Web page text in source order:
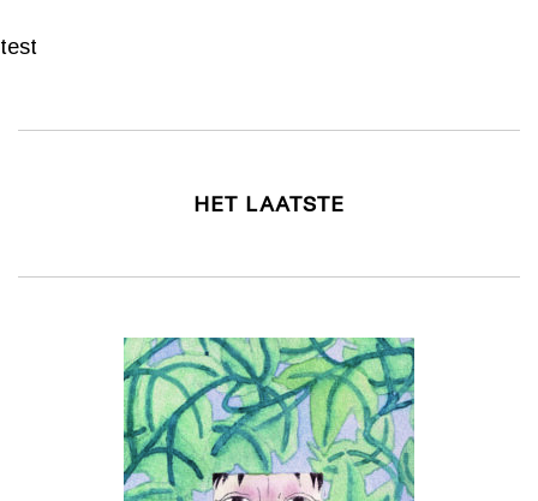
test
HET LAATSTE